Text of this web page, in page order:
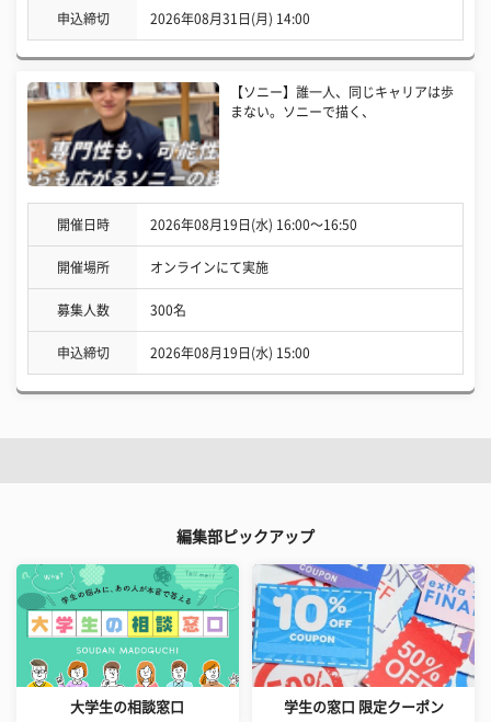
申込締切 2026年08月31日(月) 14:00
【ソニー】誰一人、同じキャリアは歩
まない。ソニーで描く、
開催日時 2026年08月19日(水) 16:00〜16:50
開催場所 オンラインにて実施
募集人数 300名
申込締切 2026年08月19日(水) 15:00
編集部ピックアップ
大学生の相談窓口 学生の窓口 限定クーポン